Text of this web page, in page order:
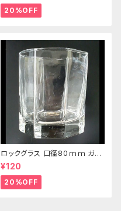
20%OFF
ロックグラス 口径80ｍｍ ガラ
ス製 220cc
¥120
20%OFF